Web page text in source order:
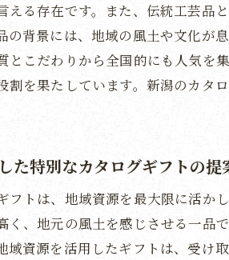
新
地
贅
新
地
新
える存在です。また、伝統工芸品
の背景には、地域の風土や文化が
とこだわりから全国的にも人気を
割を果たしています。新潟のカ
た特別なカタログギフトの提
フトは、地域資源を最大限に活か
く、地元の風土を感じさせる一品
域資源を活用したギフトは、受け